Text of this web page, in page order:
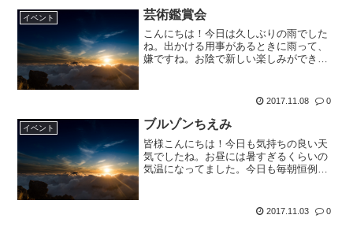
イベント 芸術鑑賞会
こんにちは！今日は久しぶりの雨でした
ね。出かける用事があるときに雨って、
嫌ですね。お陰で新しい楽しみができた
ルサーバーでのブログ運用に今日から切
2017.11.08 0
イベント ブルゾンちえみ
皆様こんにちは！今日も気持ちの良い天
気でしたね。お昼には暑すぎるくらいの
気温になってました。今日も毎朝恒例の
うです。今日はブルゾンちえみがショッ
2017.11.03 0